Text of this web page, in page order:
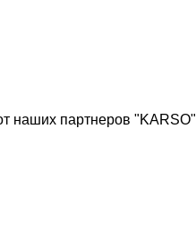
наших партнеров "KARSO"